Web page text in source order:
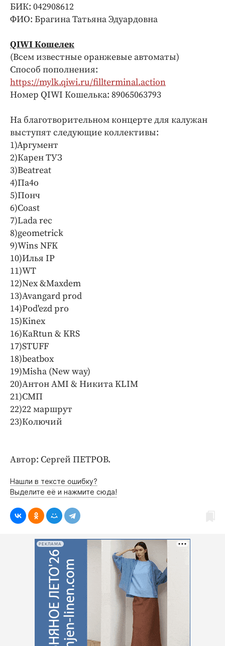
БИК: 042908612
ФИО: Брагина Татьяна Эдуардовна
QIWI Кошелек
(Всем известные оранжевые автоматы)
Способ пополнения:
https://mylk.qiwi.ru/fillterminal.action
Номер QIWI Кошелька: 89065063793
На благотворительном концерте для калужан
выступят следующие коллективы:
1)Аргумент
2)Карен ТУЗ
3)Beatreat
4)Па4о
5)Понч
6)Coast
7)Lada rec
8)geometrick
9)Wins NFK
10)Илья IP
11)WT
12)Nex &Maxdem
13)Avangard prod
14)Pod'ezd pro
15)Kinex
16)KaRtun & KRS
17)STUFF
18)beatbox
19)Misha (New way)
20)Антон AMI & Никита KLIM
21)СМП
22)22 маршрут
23)Колючий
Автор: Сергей ПЕТРОВ.
Нашли в тексте ошибку?
Выделите её и нажмите сюда!
РЕКЛАМА